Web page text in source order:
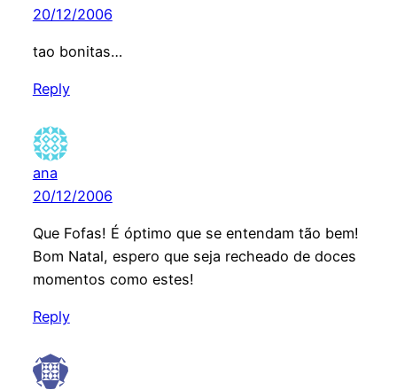
20/12/2006
tao bonitas…
Reply
ana
20/12/2006
Que Fofas! É óptimo que se entendam tão bem!
Bom Natal, espero que seja recheado de doces
momentos como estes!
Reply